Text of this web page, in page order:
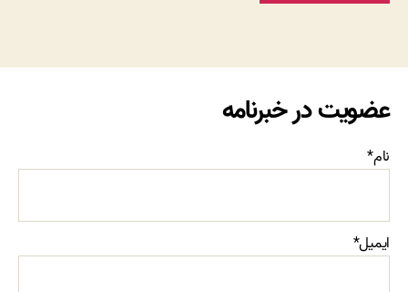
عضویت در خبرنامه
نام*
ایمیل*